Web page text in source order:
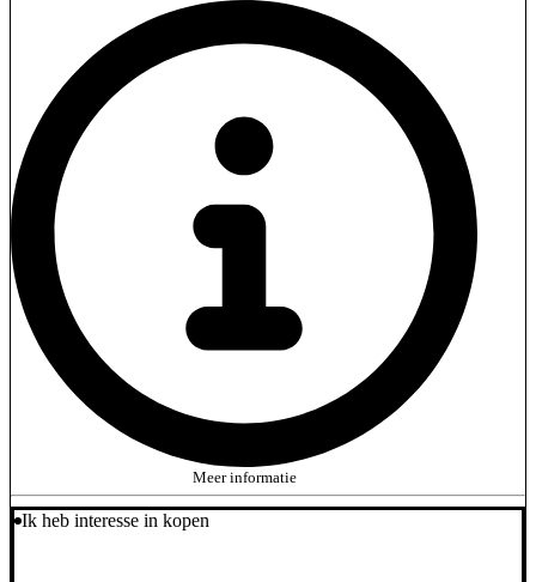
Meer informatie
Ik heb interesse in kopen